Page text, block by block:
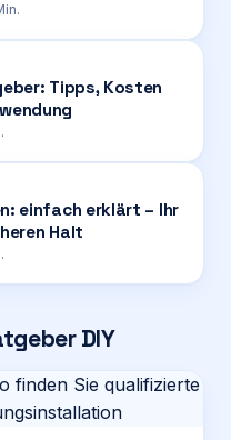
Tipps, Kosten
einfach erklärt – Ihr
Halt
DIY